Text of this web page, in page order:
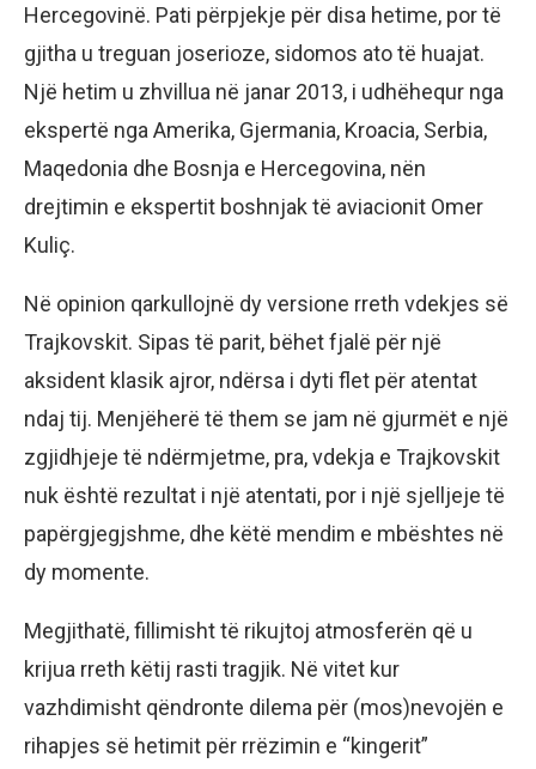
Hercegovinë. Pati përpjekje për disa hetime, por të
gjitha u treguan joserioze, sidomos ato të huajat.
Një hetim u zhvillua në janar 2013, i udhëhequr nga
ekspertë nga Amerika, Gjermania, Kroacia, Serbia,
Maqedonia dhe Bosnja e Hercegovina, nën
drejtimin e ekspertit boshnjak të aviacionit Omer
Kuliç.
Në opinion qarkullojnë dy versione rreth vdekjes së
Trajkovskit. Sipas të parit, bëhet fjalë për një
aksident klasik ajror, ndërsa i dyti flet për atentat
ndaj tij. Menjëherë të them se jam në gjurmët e një
zgjidhjeje të ndërmjetme, pra, vdekja e Trajkovskit
nuk është rezultat i një atentati, por i një sjelljeje të
papërgjegjshme, dhe këtë mendim e mbështes në
dy momente.
Megjithatë, fillimisht të rikujtoj atmosferën që u
krijua rreth këtij rasti tragjik. Në vitet kur
vazhdimisht qëndronte dilema për (mos)nevojën e
rihapjes së hetimit për rrëzimin e “kingerit”